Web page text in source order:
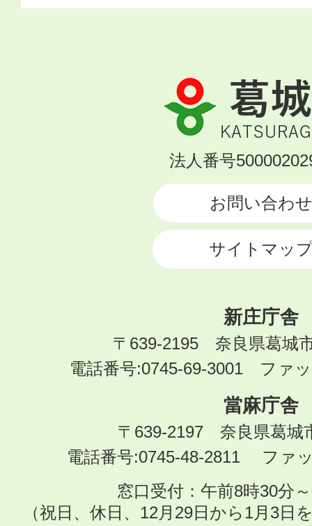
葛
城
市
KATSURAGI
法人番号
お問い合わせ
サイトマッ
新庄庁舎
〒639-2195 奈良県葛城
電話番号:0745-69-3001 ファ
當麻庁舎
〒639-2197 奈良県葛城
電話番号:0745-48-2811 ファ
窓口受付：午前8時30分
（祝日、休日、12月29日から1月3日